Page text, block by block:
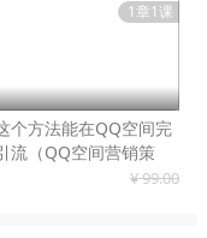
1章1课
个方法能在QQ空间完
流（QQ空间营销策
¥ 99.00